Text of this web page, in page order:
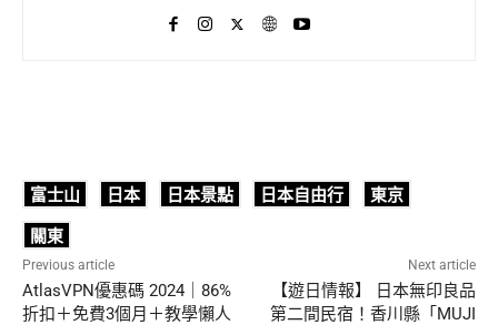
富士山 日本 日本景點 日本自由行
東京
關東
Previous article
AtlasVPN優惠碼 2024｜86%
折扣＋免費3個月＋教學懶人
Next article
【遊日情報】 日本無印良品
第二間民宿！香川縣「MUJI